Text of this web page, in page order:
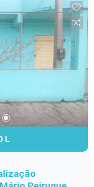
comércios e
antes da entrega
à sala
ou expandir
L